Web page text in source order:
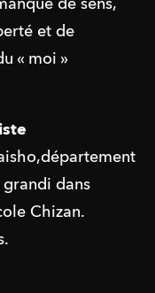
de sens,
et de
« moi »
dans
Chizan.